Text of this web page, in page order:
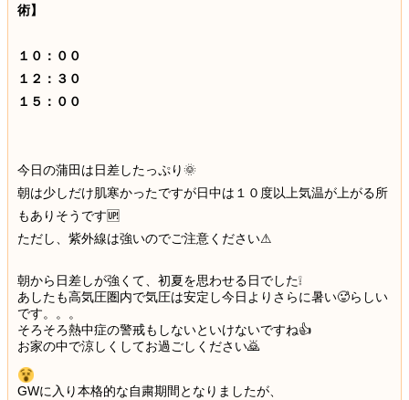
術】
１０：００
１２：３０
１５：００
今日の蒲田は日差したっぷり🌞
朝は少しだけ肌寒かったですが日中は１０度以上気温が上がる所
もありそうです🆙
ただし、紫外線は強いのでご注意ください⚠
朝から日差しが強くて、初夏を思わせる日でした❕
あしたも高気圧圏内で気圧は安定し今日よりさらに暑い🥵らしい
です。。。
そろそろ熱中症の警戒もしないといけないですね👍
お家の中で涼しくしてお過ごしください🙇
GWに入り本格的な自粛期間となりましたが、